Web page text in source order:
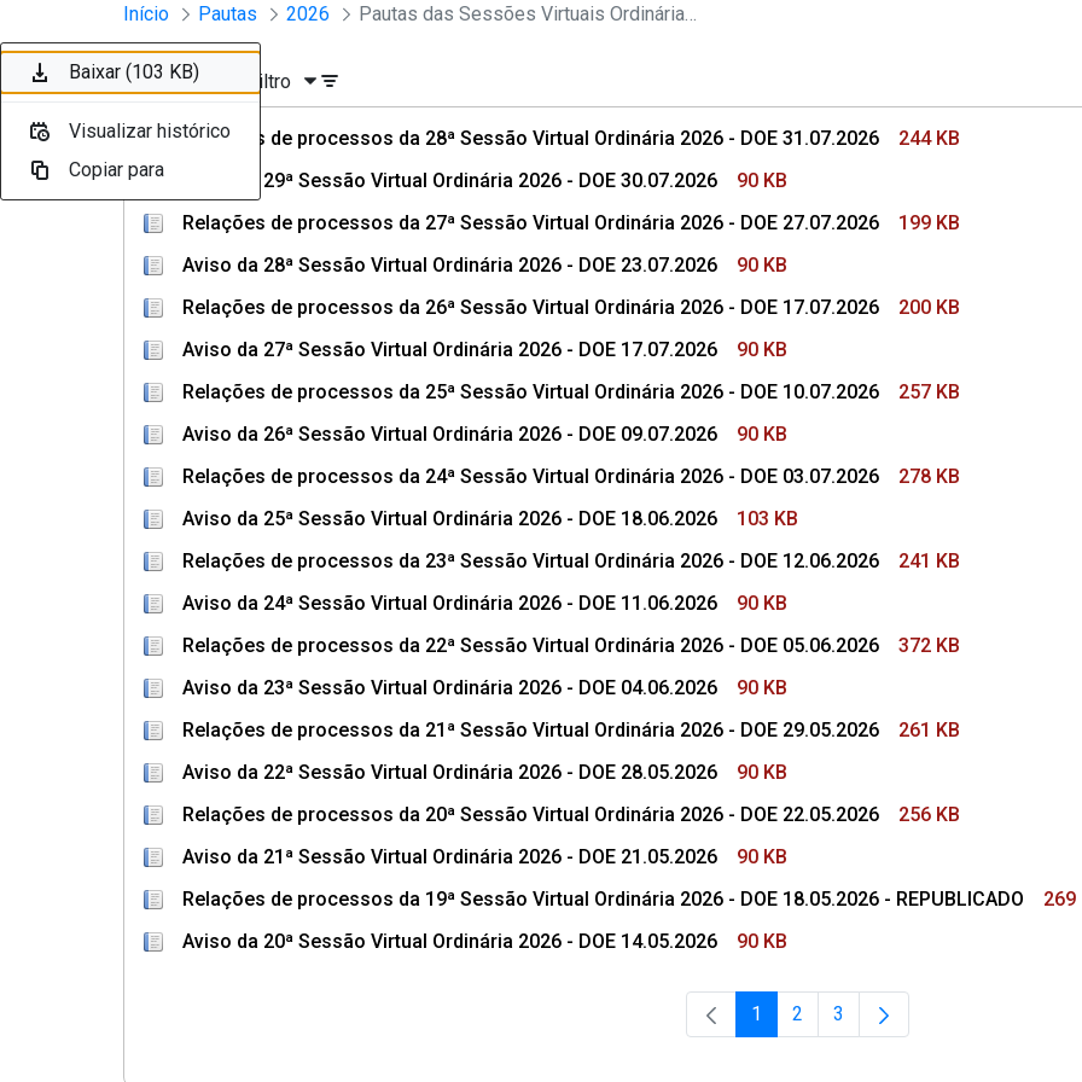
Pular para o Conteúdo principal
Sessões e Reuniões - Documentos Conselho Superior
Início Pautas 2026 Pautas das Sessões Virtuais Ordinárias do CSMP
Ordenar Filtro
Relações de processos da 28ª Sessão Virtual Ordinária 2026 - DOE 31.07.2026
244 KB
Aviso da 29ª Sessão Virtual Ordinária 2026 - DOE 30.07.2026
90 KB
Relações de processos da 27ª Sessão Virtual Ordinária 2026 - DOE 27.07.2026
199 KB
Aviso da 28ª Sessão Virtual Ordinária 2026 - DOE 23.07.2026
90 KB
Relações de processos da 26ª Sessão Virtual Ordinária 2026 - DOE 17.07.2026
200 KB
Aviso da 27ª Sessão Virtual Ordinária 2026 - DOE 17.07.2026
90 KB
Relações de processos da 25ª Sessão Virtual Ordinária 2026 - DOE 10.07.2026
257 KB
Aviso da 26ª Sessão Virtual Ordinária 2026 - DOE 09.07.2026
90 KB
Relações de processos da 24ª Sessão Virtual Ordinária 2026 - DOE 03.07.2026
278 KB
Aviso da 25ª Sessão Virtual Ordinária 2026 - DOE 18.06.2026
103 KB
Relações de processos da 23ª Sessão Virtual Ordinária 2026 - DOE 12.06.2026
241 KB
Aviso da 24ª Sessão Virtual Ordinária 2026 - DOE 11.06.2026
90 KB
Relações de processos da 22ª Sessão Virtual Ordinária 2026 - DOE 05.06.2026
372 KB
Aviso da 23ª Sessão Virtual Ordinária 2026 - DOE 04.06.2026
90 KB
Relações de processos da 21ª Sessão Virtual Ordinária 2026 - DOE 29.05.2026
261 KB
Aviso da 22ª Sessão Virtual Ordinária 2026 - DOE 28.05.2026
90 KB
Relações de processos da 20ª Sessão Virtual Ordinária 2026 - DOE 22.05.2026
256 KB
Aviso da 21ª Sessão Virtual Ordinária 2026 - DOE 21.05.2026
90 KB
Relações de processos da 19ª Sessão Virtual Ordinária 2026 - DOE 18.05.2026 - REPUBLICADO
269
Aviso da 20ª Sessão Virtual Ordinária 2026 - DOE 14.05.2026
90 KB
Página
1 Página
2 Página
3
Baixar (244 KB)
Visualizar histórico
Copiar para
Baixar (90 KB)
Visualizar histórico
Copiar para
Baixar (199 KB)
Visualizar histórico
Copiar para
Baixar (90 KB)
Visualizar histórico
Copiar para
Baixar (200 KB)
Visualizar histórico
Copiar para
Baixar (90 KB)
Visualizar histórico
Copiar para
Baixar (257 KB)
Visualizar histórico
Copiar para
Baixar (90 KB)
Visualizar histórico
Copiar para
Baixar (278 KB)
Visualizar histórico
Copiar para
Baixar (103 KB)
Visualizar histórico
Copiar para